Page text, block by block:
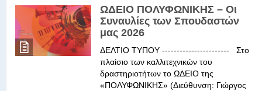
ΩΔΕΙΟ ΠΟΛΥΦΩΝΙΚΗΣ – Οι
Συναυλίες των Σπουδαστών
μας 2026
ΔΕΛΤΙΟ ΤΥΠΟΥ ----------------------- Στο
πλαίσιο των καλλιτεχνικών του
δραστηριοτήτων το ΩΔΕΙΟ της
«ΠΟΛΥΦΩΝΙΚΗΣ» (Διεύθυνση: Γιώργος